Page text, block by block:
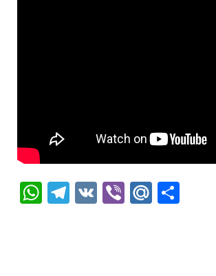
WhatsApp
Telegram
VK ViberMail.Ru